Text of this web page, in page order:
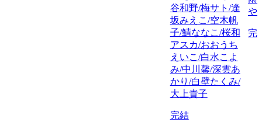
谷和野/梅サト/逢
坂みえこ/空木帆
子/鯖ななこ/桜和
アスカ/おおうち
えいこ/白水こよ
み/中川馨/深雲あ
かり/白壁たくみ/
大上貴子
完結
や
完